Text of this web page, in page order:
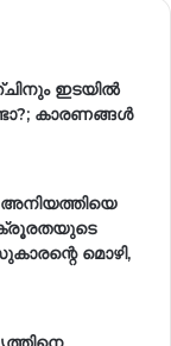
ഇടയിൽ
കാരണങ്ങള്‍
മൊഴി,